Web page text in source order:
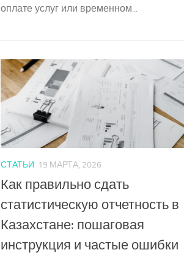
оплате услуг или временном...
СТАТЬИ 19 МАРТА, 2026
Как правильно сдать
статистическую отчетность в
Казахстане: пошаговая
инструкция и частые ошибки